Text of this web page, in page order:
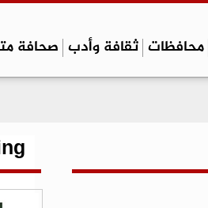
محافظات ثقافة وأدب صحافة